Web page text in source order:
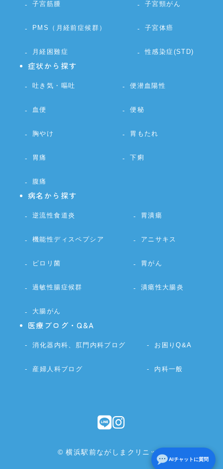
子宮筋腫 子宮頸がん
PMS（月経前症候群） 子宮体癌
月経困難症 性感染症(STD)
症状から探す
吐き気・嘔吐 便潜血陽性
血便 便秘
胸やけ 胃もたれ
胃痛 下痢
腹痛
病名から探す
逆流性食道炎 胃潰瘍
機能性ディスペプシア アニサキス
ピロリ菌 胃がん
過敏性腸症候群 潰瘍性大腸炎
大腸がん
医療ブログ・Q&A
消化器内科、肛門内科ブログ お困りQ&A
産婦人科ブログ 内科一般
© 横浜駅前ながしまクリニック
AIチャットに質問